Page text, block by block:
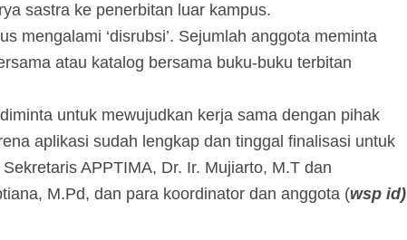
sastra ke penerbitan luar kampus.
mengalami ‘disrubsi’. Sejumlah anggota meminta
atau katalog bersama buku-buku terbitan
untuk mewujudkan kerja sama dengan pihak
aplikasi sudah lengkap dan tinggal finalisasi untuk
APPTIMA, Dr. Ir. Mujiarto, M.T dan
M.Pd, dan para koordinator dan anggota (wsp id)